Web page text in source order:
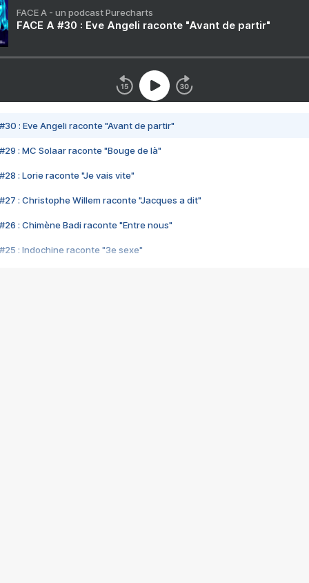
FACE A - un podcast Purecharts
FACE A #30 : Eve Angeli raconte "Avant de partir"
#30 : Eve Angeli raconte "Avant de partir"
#29 : MC Solaar raconte "Bouge de là"
#28 : Lorie raconte "Je vais vite"
#27 : Christophe Willem raconte "Jacques a dit"
#26 : Chimène Badi raconte "Entre nous"
#25 : Indochine raconte "3e sexe"